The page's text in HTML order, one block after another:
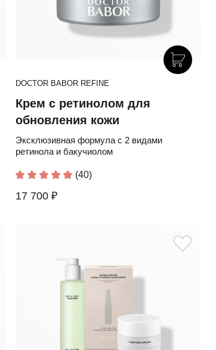
DOCTOR BABOR REFINE
Крем с ретинолом для
обновления кожи
Эксклюзивная формула с 2 видами
ретинола и бакучиолом
(40)
17 700 ₽